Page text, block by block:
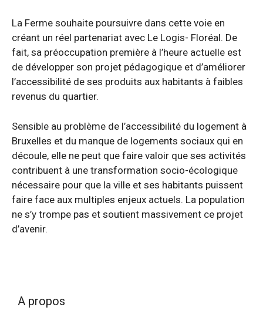
La Ferme souhaite poursuivre dans cette voie en
créant un réel partenariat avec Le Logis- Floréal. De
fait, sa préoccupation première à l’heure actuelle est
de développer son projet pédagogique et d’améliorer
l’accessibilité de ses produits aux habitants à faibles
revenus du quartier.
Sensible au problème de l’accessibilité du logement à
Bruxelles et du manque de logements sociaux qui en
découle, elle ne peut que faire valoir que ses activités
contribuent à une transformation socio-écologique
nécessaire pour que la ville et ses habitants puissent
faire face aux multiples enjeux actuels. La population
ne s’y trompe pas et soutient massivement ce projet
d’avenir.
A propos